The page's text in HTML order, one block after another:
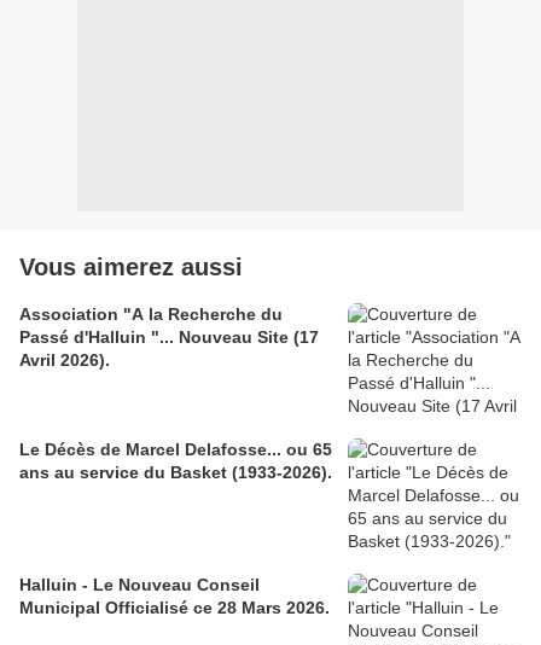
Vous aimerez aussi
Association "A la Recherche du
Passé d'Halluin "... Nouveau Site (17
Avril 2026).
Le Décès de Marcel Delafosse... ou 65
ans au service du Basket (1933-2026).
Halluin - Le Nouveau Conseil
Municipal Officialisé ce 28 Mars 2026.